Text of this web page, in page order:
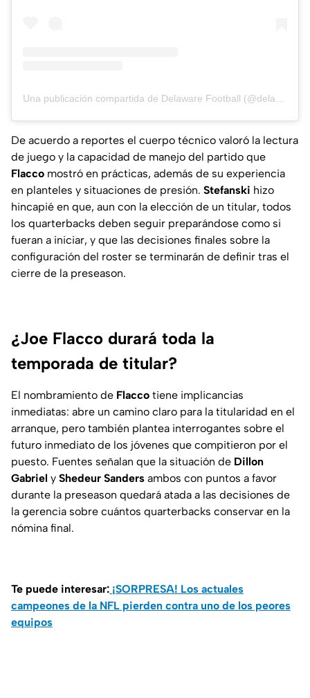
Una publicación compartida de Delaware Football (@delaware_fb)
De acuerdo a reportes el cuerpo técnico valoró la lectura
de juego y la capacidad de manejo del partido que
Flacco mostró en prácticas, además de su experiencia
en planteles y situaciones de presión. Stefanski hizo
hincapié en que, aun con la elección de un titular, todos
los quarterbacks deben seguir preparándose como si
fueran a iniciar, y que las decisiones finales sobre la
configuración del roster se terminarán de definir tras el
cierre de la preseason.
¿Joe Flacco durará toda la
temporada de titular?
El nombramiento de Flacco tiene implicancias
inmediatas: abre un camino claro para la titularidad en el
arranque, pero también plantea interrogantes sobre el
futuro inmediato de los jóvenes que compitieron por el
puesto. Fuentes señalan que la situación de Dillon
Gabriel y Shedeur Sanders ambos con puntos a favor
durante la preseason quedará atada a las decisiones de
la gerencia sobre cuántos quarterbacks conservar en la
nómina final.
Te puede interesar: ¡SORPRESA! Los actuales
campeones de la NFL pierden contra uno de los peores
equipos